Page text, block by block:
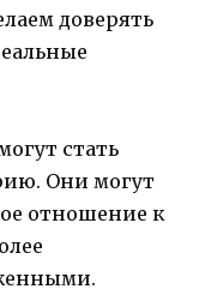
доверять
стать
Они могут
отношение к